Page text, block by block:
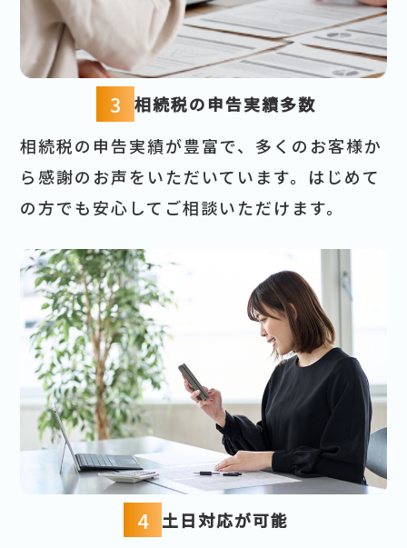
3
相続税の申告実績多数
相続税の申告実績が豊富で、多くのお客様か
ら感謝のお声をいただいています。はじめて
の方でも安心してご相談いただけます。
4
土日対応が可能